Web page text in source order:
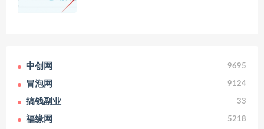
中创网 9695
冒泡网 9124
搞钱副业 33
福缘网 5218